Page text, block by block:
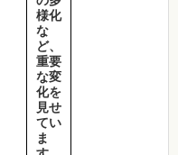
様化
な
ど、
重要
な変
化を
見せ
てい
ま